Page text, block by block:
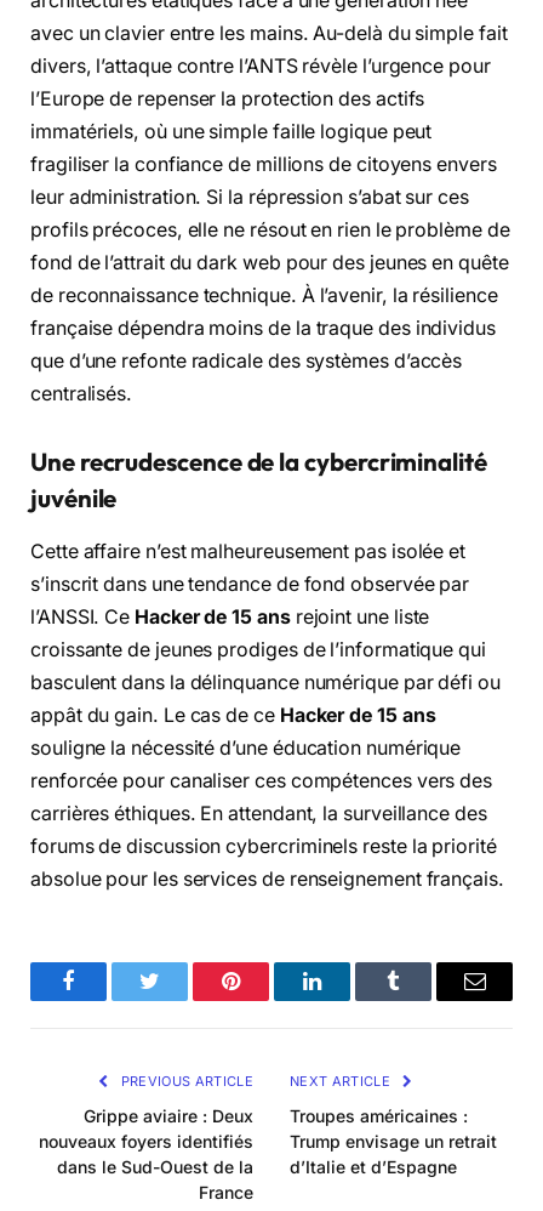
avec un clavier entre les mains. Au-delà du simple fait
divers, l’attaque contre l’ANTS révèle l’urgence pour
l’Europe de repenser la protection des actifs
immatériels, où une simple faille logique peut
fragiliser la confiance de millions de citoyens envers
leur administration. Si la répression s’abat sur ces
profils précoces, elle ne résout en rien le problème de
fond de l’attrait du dark web pour des jeunes en quête
de reconnaissance technique. À l’avenir, la résilience
française dépendra moins de la traque des individus
que d’une refonte radicale des systèmes d’accès
centralisés.
Une recrudescence de la cybercriminalité
juvénile
Cette affaire n’est malheureusement pas isolée et
s’inscrit dans une tendance de fond observée par
l’ANSSI. Ce Hacker de 15 ansrejoint une liste
croissante de jeunes prodiges de l’informatique qui
basculent dans la délinquance numérique par défi ou
appât du gain. Le cas de ce Hacker de 15 ans
souligne la nécessité d’une éducation numérique
renforcée pour canaliser ces compétences vers des
carrières éthiques. En attendant, la surveillance des
forums de discussion cybercriminels reste la priorité
absolue pour les services de renseignement français.
FacebookTwitter Pinterest LinkedInTumblr Email
PREVIOUS ARTICLE
Grippe aviaire : Deux
nouveaux foyers identifiés
dans le Sud-Ouest de la
France
NEXT ARTICLE
Troupes américaines :
Trump envisage un retrait
d’Italie et d’Espagne